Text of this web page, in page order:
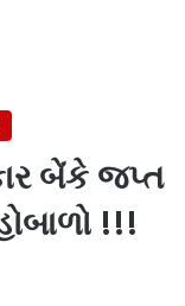
બેંકે જપ્ત
!!!